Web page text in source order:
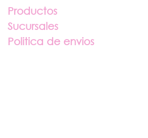
Productos
Sucursales
Politica de envios